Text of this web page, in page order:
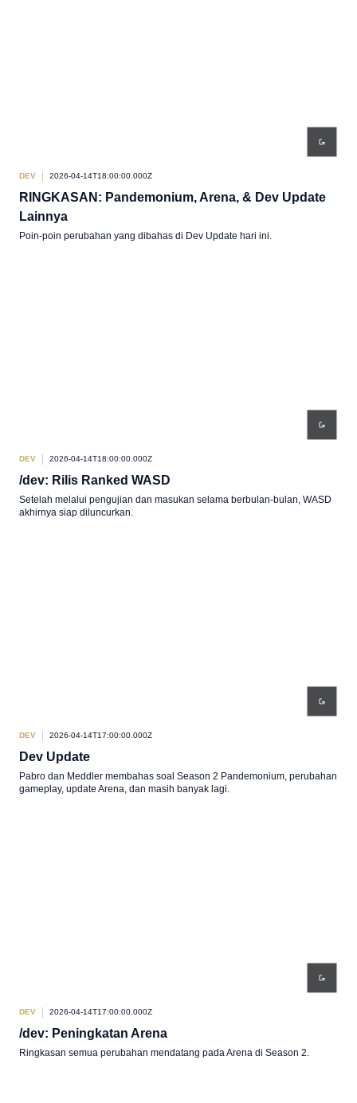
DEV 2026-04-14T18:00:00.000Z
RINGKASAN: Pandemonium, Arena, & Dev Update
Lainnya
Poin-poin perubahan yang dibahas di Dev Update hari ini.
DEV 2026-04-14T18:00:00.000Z
/dev: Rilis Ranked WASD
Setelah melalui pengujian dan masukan selama berbulan-bulan, WASD
akhirnya siap diluncurkan.
DEV 2026-04-14T17:00:00.000Z
Dev Update
Pabro dan Meddler membahas soal Season 2 Pandemonium, perubahan
gameplay, update Arena, dan masih banyak lagi.
DEV 2026-04-14T17:00:00.000Z
/dev: Peningkatan Arena
Ringkasan semua perubahan mendatang pada Arena di Season 2.